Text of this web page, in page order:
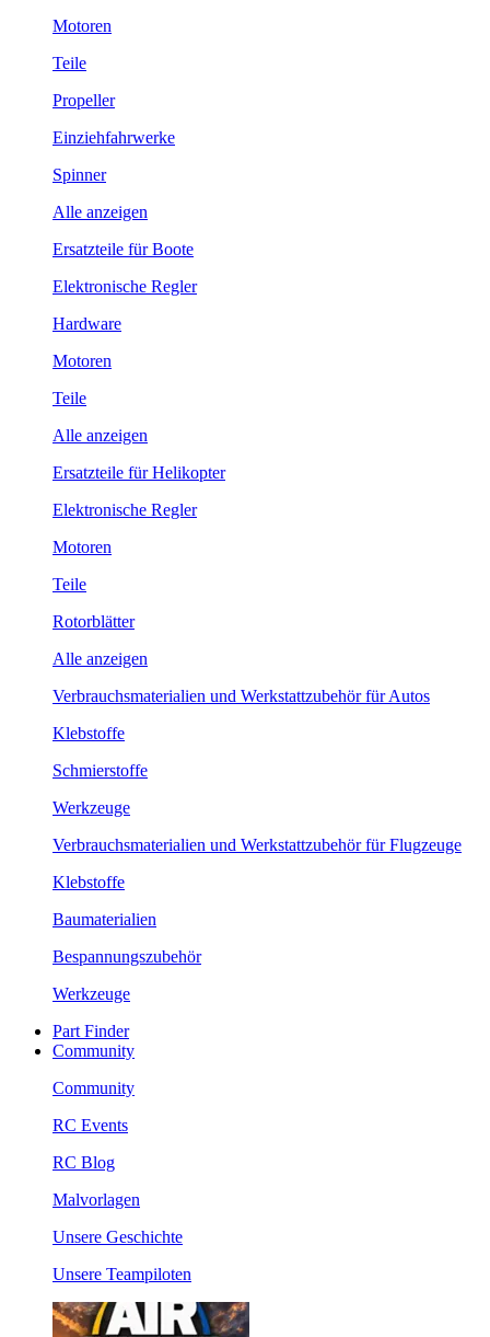
Motoren
Teile
Propeller
Einziehfahrwerke
Spinner
Alle anzeigen
Ersatzteile für Boote
Elektronische Regler
Hardware
Motoren
Teile
Alle anzeigen
Ersatzteile für Helikopter
Elektronische Regler
Motoren
Teile
Rotorblätter
Alle anzeigen
Verbrauchsmaterialien und Werkstattzubehör für Autos
Klebstoffe
Schmierstoffe
Werkzeuge
Verbrauchsmaterialien und Werkstattzubehör für Flugzeuge
Klebstoffe
Baumaterialien
Bespannungszubehör
Werkzeuge
Part Finder
Community
Community
RC Events
RC Blog
Malvorlagen
Unsere Geschichte
Unsere Teampiloten